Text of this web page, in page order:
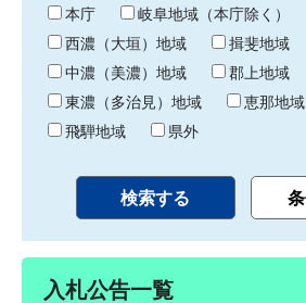
わ
り
本庁
岐阜地域（本庁除く）
西濃（大垣）地域
揖斐地域
中濃（美濃）地域
郡上地域
東濃（多治見）地域
恵那地域
飛騨地域
県外
入札公告一覧